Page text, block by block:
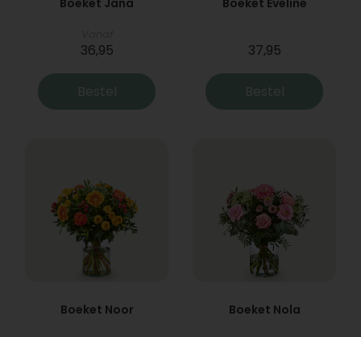
36,95
Bestel
37,95
Bestel
Boeket Noor Boeket Nola